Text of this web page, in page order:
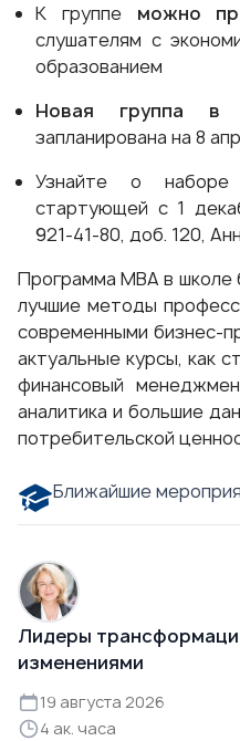
К группе можно
слушателям с
образованием
Новая группа в
запланирована на 8
Узнайте о наборе
стартующей с 1
921-41-80, доб. 120,
Программа MBA в школе
лучшие методы
современными бизнес-
актуальные курсы, как
финансовый
аналитика и большие
потребительской
Ближайшие
Лидеры
изменениями
19 августа 2026
4 ак. часа